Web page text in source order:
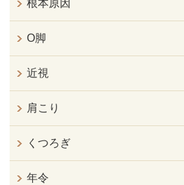
根本原因
O脚
近視
肩こり
くつろぎ
年令